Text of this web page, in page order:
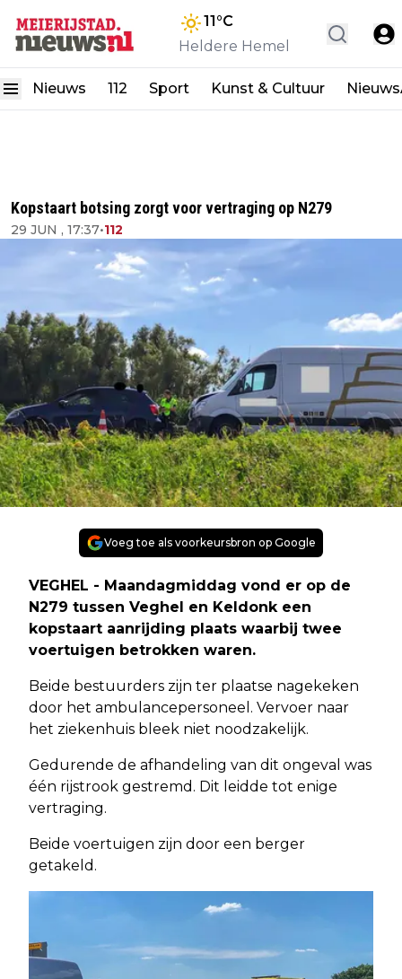
11°C
Heldere Hemel
Nieuws 112 Sport Kunst & Cultuur
Kopstaart botsing zorgt voor vertraging op N279
29 JUN , 17:37•112
Voeg toe als voorkeursbron op Google
VEGHEL - Maandagmiddag vond er op de
N279 tussen Veghel en Keldonk een
kopstaart aanrijding plaats waarbij twee
voertuigen betrokken waren.
Beide bestuurders zijn ter plaatse nagekeken
door het ambulancepersoneel. Vervoer naar
het ziekenhuis bleek niet noodzakelijk.
Gedurende de afhandeling van dit ongeval was
één rijstrook gestremd. Dit leidde tot enige
vertraging.
Beide voertuigen zijn door een berger
getakeld.